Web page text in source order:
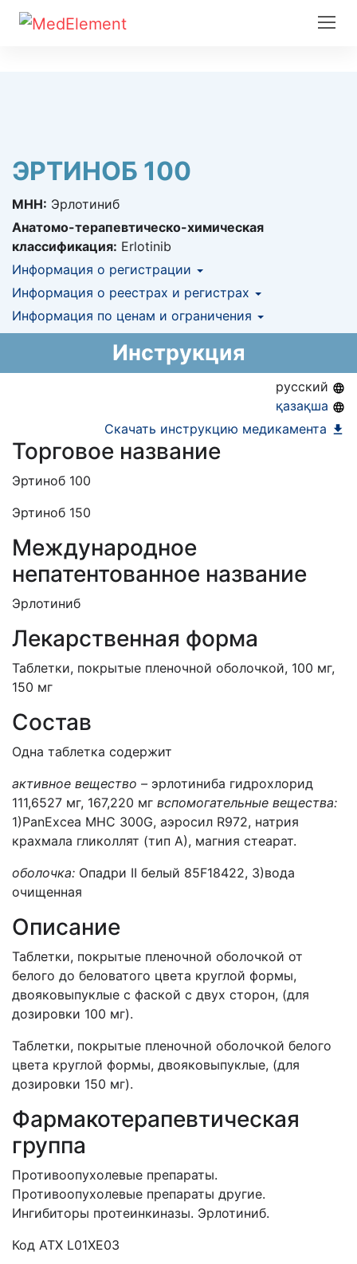
ЭРТИНОБ 100
МНН: Эрлотиниб
Анатомо-терапевтическо-химическая
классификация: Erlotinib
Информация о регистрации
Номер регистрации в РК:№ РК-ЛС-5№022134
Информация о регистрации в РК:29.04.2019 -
бессрочно
Информация о реестрах и регистрах
КНФ (ЛС включено в Казахстанский
национальный формуляр лекарственных
АЛО (Включено в Список бесплатного
амбулаторного лекарственного обеспечения)
Информация по ценам и ограничения
Инструкция
русский
қазақша
Скачать инструкцию медикамента
Торговое название
Эртиноб 100
Эртиноб 150
Международное
непатентованное название
Эрлотиниб
Лекарственная форма
Таблетки, покрытые пленочной оболочкой, 100 мг,
150 мг
Состав
Одна таблетка содержит
активное вещество – эрлотиниба гидрохлорид
111,6527 мг, 167,220 мг вспомогательные вещества:
1)PanExcea MHC 300G, аэросил R972, натрия
крахмала гликоллят (тип А), магния стеарат.
оболочка: Опадри II белый 85F18422, 3)вода
очищенная
Описание
Таблетки, покрытые пленочной оболочкой от
белого до беловатого цвета круглой формы,
двояковыпуклые с фаской с двух сторон, (для
дозировки 100 мг).
Таблетки, покрытые пленочной оболочкой белого
цвета круглой формы, двояковыпуклые, (для
дозировки 150 мг).
Фармакотерапевтическая
группа
Противоопухолевые препараты.
Противоопухолевые препараты другие.
Ингибиторы протеинкиназы. Эрлотиниб.
Код АТХ L01XЕ03